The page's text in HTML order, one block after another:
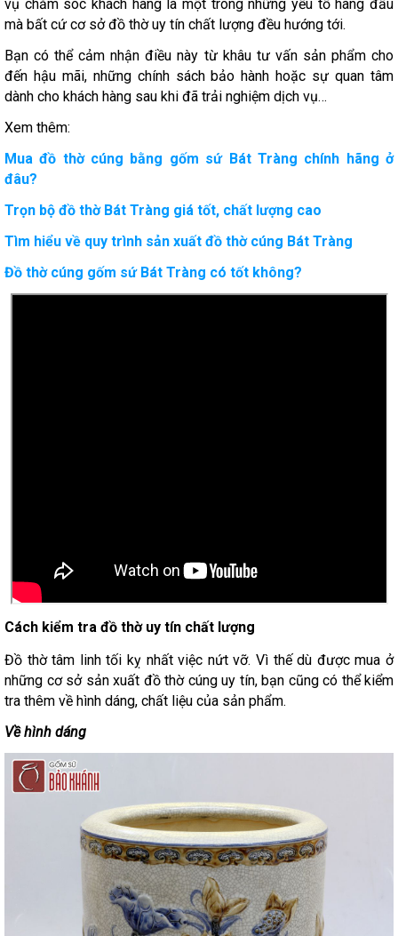
vụ chăm sóc khách hàng là một trong những yếu tố hàng đầu
mà bất cứ cơ sở đồ thờ uy tín chất lượng đều hướng tới.
Bạn có thể cảm nhận điều này từ khâu tư vấn sản phẩm cho
đến hậu mãi, những chính sách bảo hành hoặc sự quan tâm
dành cho khách hàng sau khi đã trải nghiệm dịch vụ…
Xem thêm:
Mua đồ thờ cúng bằng gốm sứ Bát Tràng chính hãng ở
đâu?
Trọn bộ đồ thờ Bát Tràng giá tốt, chất lượng cao
Tìm hiểu về quy trình sản xuất đồ thờ cúng Bát Tràng
Đồ thờ cúng gốm sứ Bát Tràng có tốt không?
Cách kiểm tra đồ thờ uy tín chất lượng
Đồ thờ tâm linh tối kỵ nhất việc nứt vỡ. Vì thế dù được mua ở
những cơ sở sản xuất đồ thờ cúng uy tín, bạn cũng có thể kiểm
tra thêm về hình dáng, chất liệu của sản phẩm.
Về hình dáng